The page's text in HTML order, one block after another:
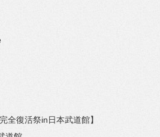
全復活祭in日本武道館】